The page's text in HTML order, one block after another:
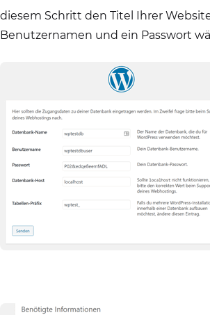
diesem Schritt den Titel Ihrer
Benutzernamen und ein Passwort